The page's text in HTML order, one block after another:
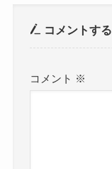
コメントする
コメント ※